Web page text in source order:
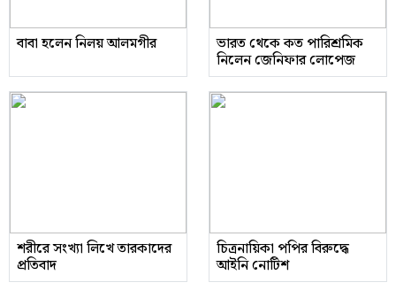
বাবা হলেন নিলয় আলমগীর ভারত থেকে কত পারিশ্রমিক
নিলেন জেনিফার লোপেজ
শরীরে সংখ্যা লিখে তারকাদের
প্রতিবাদ
চিত্রনায়িকা পপির বিরুদ্ধে
আইনি নোটিশ